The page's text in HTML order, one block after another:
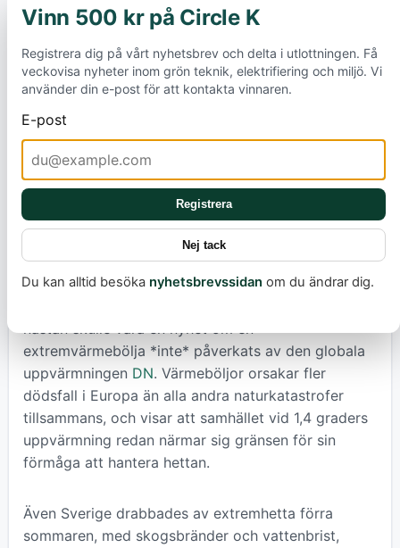
extra energi, ökar avdunstningen och därmed risken
för extrem nederbörd och översvämningar. De
bidrar också till havsnivåhöjning, issmältning och en
svår press på marina ekosystem, vilket ytterligare
understryker vidden av klimatförändringarna.
Forskarnätverket World Weather Attribution har i en
rapport slagit fast att den pågående värmeböljan i
Europa inte beror på naturliga väderfenomen som
El Niño, utan direkt på klimatförändringarnaWorld
. Det är användningen av fossila
bränslen som på bara några årtionden förvärrat
värmeböljorna. Gabriele Messori, professor i
nästan skulle vara en nyhet om en
extremvärmebölja *inte* påverkats av den globala
uppvärmningen DN. Värmeböljor orsakar fler
dödsfall i Europa än alla andra naturkatastrofer
tillsammans, och visar att samhället vid 1,4 graders
uppvärmning redan närmar sig gränsen för sin
förmåga att hantera hettan.
Även Sverige drabbades av extremhetta förra
sommaren, med skogsbränder och vattenbrist,
Vinn 500 kr på Circle K
Registrera dig på vårt nyhetsbrev och delta i utlottningen. Få
veckovisa nyheter inom grön teknik, elektrifiering och miljö. Vi
använder din e-post för att kontakta vinnaren.
E-post
Registrera
Nej tack
Du kan alltid besöka nyhetsbrevssidan om du ändrar dig.